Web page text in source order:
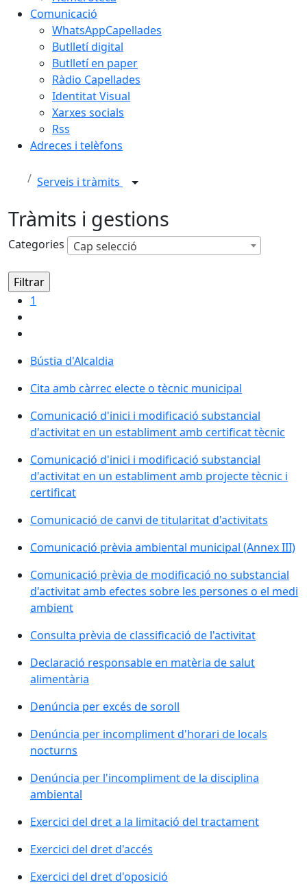
Comunicació
WhatsAppCapellades
Butlletí digital
Butlletí en paper
Ràdio Capellades
Identitat Visual
Xarxes socials
Rss
Adreces i telèfons
Serveis i tràmits
Tràmits i gestions
Categories Cap selecció
1
Bústia d'Alcaldia
Cita amb càrrec electe o tècnic municipal
Comunicació d'inici i modificació substancial
d'activitat en un establiment amb certificat tècnic
Comunicació d'inici i modificació substancial
d'activitat en un establiment amb projecte tècnic i
certificat
Comunicació de canvi de titularitat d'activitats
Comunicació prèvia ambiental municipal (Annex III)
Comunicació prèvia de modificació no substancial
d'activitat amb efectes sobre les persones o el medi
ambient
Consulta prèvia de classificació de l'activitat
Declaració responsable en matèria de salut
alimentària
Denúncia per excés de soroll
Denúncia per incompliment d'horari de locals
nocturns
Denúncia per l'incompliment de la disciplina
ambiental
Exercici del dret a la limitació del tractament
Exercici del dret d'accés
Exercici del dret d'oposició